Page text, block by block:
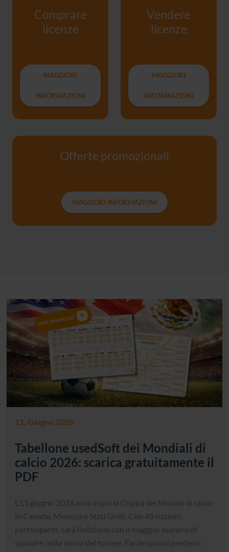
Comprare
licenze
MAGGIORI
INFORMAZIONI
Vendere
licenze
MAGGIORI
INFORMAZIONI
Offerte promozionali
MAGGIORI INFORMAZIONI
11. Giugno 2026
Tabellone usedSoft dei Mondiali di
calcio 2026: scarica gratuitamente il
PDF
L’11 giugno 2026 avrà inizio la Coppa del Mondo di calcio
in Canada, Messico e Stati Uniti. Con 48 nazioni
partecipanti, sarà l’edizione con il maggior numero di
squadre nella storia del torneo. Facile quindi perdersi: